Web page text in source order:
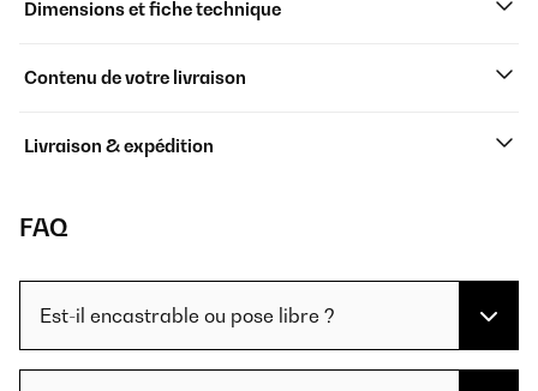
Dimensions et fiche technique
Contenu de votre livraison
Livraison & expédition
FAQ
Est-il encastrable ou pose libre ?